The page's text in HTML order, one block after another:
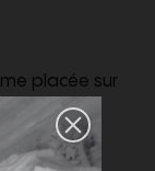
placée sur